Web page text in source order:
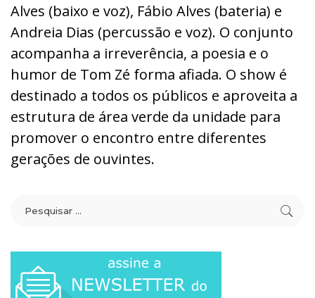
Alves (baixo e voz), Fábio Alves (bateria) e
Andreia Dias (percussão e voz). O conjunto
acompanha a irreverência, a poesia e o
humor de Tom Zé forma afiada. O show é
destinado a todos os públicos e aproveita a
estrutura de área verde da unidade para
promover o encontro entre diferentes
gerações de ouvintes.